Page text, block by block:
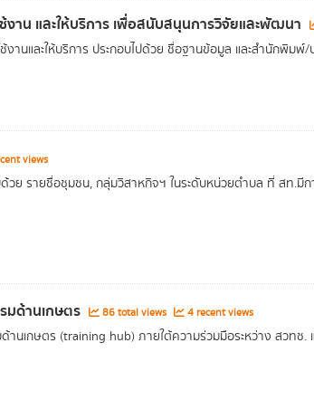
าน และให้บริการ เพื่อสนับสนุนการวิจัยและพัฒนา
านและให้บริการ ประกอบไปด้วย ชื่อฐานข้อมูล และสำนักพิมพ์
views
ย รายชื่อชุมชน, กลุ่มวิสาหกิจฯ ในระดับหน่วยตำบล ที่ สท.มีก
มด้านเกษตร 86 total views 4 recent views
ด้านเกษตร (training hub) ภายใต้ความร่วมมือระหว่าง สวท